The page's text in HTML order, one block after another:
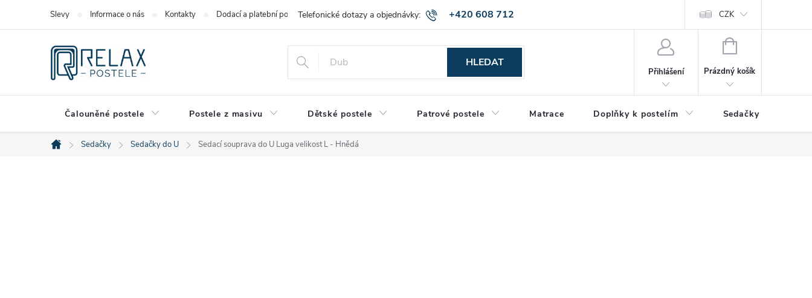
+420 608 712
515
Slevy Informace o nás Kontakty Dodací a platební podmínky Obchodní podmínky Montáž a výnos zboží Podmínky ochrany osobních údajů
CZK
HLEDAT
Přihlášení
NÁKUPNÍ
Prázdný košík
Čalouněné postele Postele z masivu Dětské postele Patrové postele Matrace Doplňky k postelím Sedačky
Domů
Sedačky Sedačky do U Sedací souprava do U Luga velikost L - Hnědá